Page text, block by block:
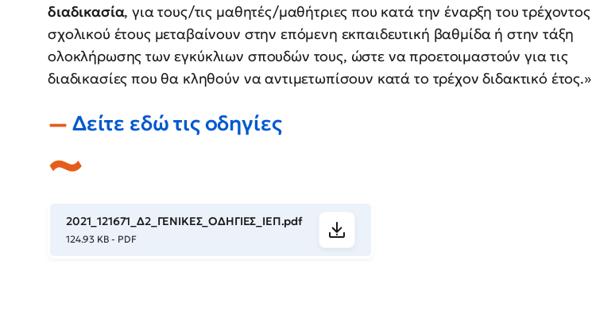
διαδικασία, για τους/τις μαθητές/μαθήτριες που κατά την έναρξη του τρέχοντος
σχολικού έτους μεταβαίνουν στην επόμενη εκπαιδευτική βαθμίδα ή στην τάξη
ολοκλήρωσης των εγκύκλιων σπουδών τους, ώστε να προετοιμαστούν για τις
διαδικασίες που θα κληθούν να αντιμετωπίσουν κατά το τρέχον διδακτικό έτος.»
Δείτε εδώ τις οδηγίες
2021_121671_Δ2_ΓΕΝΙΚΕΣ_ΟΔΗΓΙΕΣ_ΙΕΠ.pdf
124.93 KB - PDF